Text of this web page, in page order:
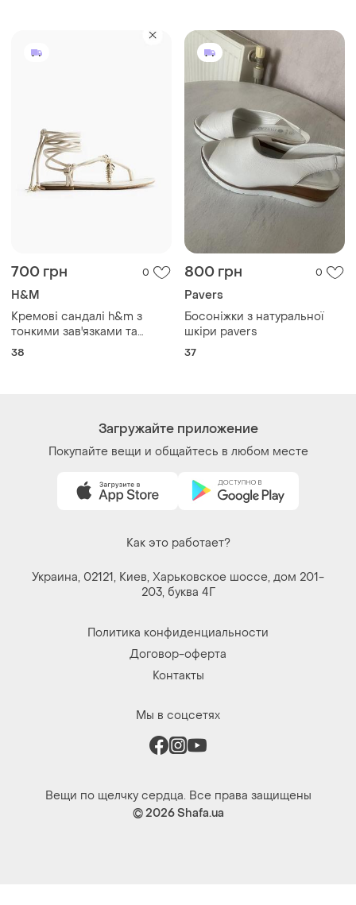
forever comfort®
700 грн 0
H&M
Кремові сандалі h&m з
тонкими зав'язками та
морськими підвісками 38
38
800 грн 0
Pavers
Босоніжки з натуральної
шкіри pavers
37
Загружайте приложение
Покупайте вещи и общайтесь в любом месте
Как это работает?
Украина, 02121, Киев, Харьковское шоссе, дом 201-
203, буква 4Г
Политика конфиденциальности
Договор-оферта
Контакты
Мы в соцсетях
Вещи по щелчку сердца. Все права защищены
© 2026Shafa.ua